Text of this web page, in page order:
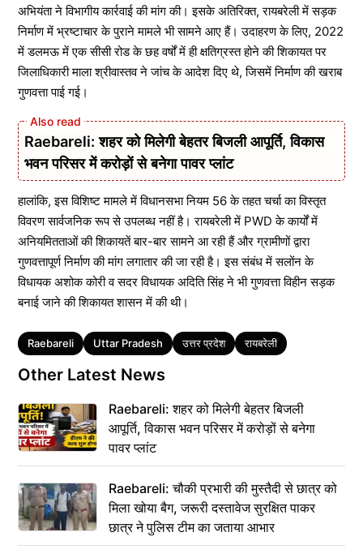
अभियंता ने विभागीय कार्रवाई की मांग की। इसके अतिरिक्त, रायबरेली में सड़क
निर्माण में भ्रष्टाचार के पुराने मामले भी सामने आए हैं। उदाहरण के लिए, 2022
में डलमऊ में एक सीसी रोड के छह वर्षों में ही क्षतिग्रस्त होने की शिकायत पर
जिलाधिकारी माला श्रीवास्तव ने जांच के आदेश दिए थे, जिसमें निर्माण की खराब
गुणवत्ता पाई गई।
Raebareli: शहर को मिलेगी बेहतर बिजली आपूर्ति, विकास
भवन परिसर में करोड़ों से बनेगा पावर प्लांट
हालांकि, इस विशिष्ट मामले में विधानसभा नियम 56 के तहत चर्चा का विस्तृत
विवरण सार्वजनिक रूप से उपलब्ध नहीं है। रायबरेली में PWD के कार्यों में
अनियमितताओं की शिकायतें बार-बार सामने आ रही हैं और ग्रामीणों द्वारा
गुणवत्तापूर्ण निर्माण की मांग लगातार की जा रही है। इस संबंध में सलोंन के
विधायक अशोक कोरी व सदर विधायक अदिति सिंह ने भी गुणवत्ता विहीन सड़क
बनाई जाने की शिकायत शासन में की थी।
Tags
Raebareli Uttar Pradesh उत्तर प्रदेश रायबरेली
Other Latest News
Raebareli: शहर को मिलेगी बेहतर बिजली
आपूर्ति, विकास भवन परिसर में करोड़ों से बनेगा
पावर प्लांट
Raebareli: चौकी प्रभारी की मुस्तैदी से छात्र को
मिला खोया बैग, जरूरी दस्तावेज सुरक्षित पाकर
छात्र ने पुलिस टीम का जताया आभार